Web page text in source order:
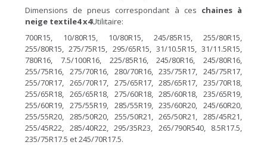
Dimensions de pneus correspondant à ces chainesà
neige textile4 x4Utilitaire:
700R15, 10/80R15, 10/80R15, 245/85R15, 255/80R15,
255/80R15, 275/75R15, 295/65R15, 31/10.5R15, 31/11.5R15,
780R16, 7.5/100R16, 225/85R16, 245/80R16, 245/80R16,
255/75R16, 275/70R16, 280/70R16, 235/75R17, 245/75R17,
255/70R17, 265/70R17, 275/65R17, 285/65R17, 235/70R18,
255/65R18, 265/65R18, 275/60R18, 285/60R18, 235/65R19,
255/60R19, 275/55R19, 285/55R19, 235/60R20, 245/60R20,
255/55R20, 285/50R20, 255/50R21, 265/50R21, 285/45R21,
255/45R22, 285/40R22, 295/35R23, 265/790R540, 8.5R17.5,
235/75R17.5 et 245/70R17.5.